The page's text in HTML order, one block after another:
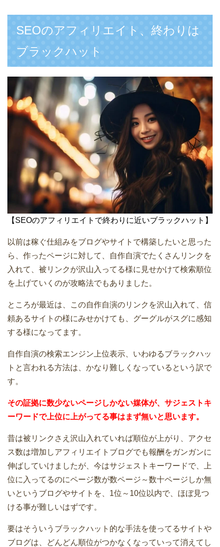
SEOのアフィリエイト、終わりは
ブラックハット
【SEOのアフィリエイトで終わりに近いブラックハット】
以前は稼ぐ仕組みをブログやサイトで構築したいと思った
ら、作ったページに対して、自作自演でたくさんリンクを
入れて、被リンクが沢山入ってる様に見せかけて検索順位
を上げていくのが攻略法でもありました。
ところが最近は、この自作自演のリンクを沢山入れて、信
頼あるサイトの様にみせかけても、グーグルがスグに感知
する様になってます。
自作自演の検索エンジン上位表示、いわゆるブラックハッ
トと言われる方法は、かなり難しくなっているという訳で
す。
その証拠に数少ないページしかない媒体が、サジェストキ
ーワードで上位に上がってる事はまず無いと思います。
昔は被リンクさえ沢山入れていれば順位が上がり、アクセ
ス数は増加しアフィリエイトブログでも報酬をガンガンに
伸ばしていけましたが、今はサジェストキーワードで、上
位に入ってるのにページ数が数ページ～数十ページしか無
いというブログやサイトを、1位～10位以内で、ほぼ見つ
ける事が難しいはずです。
要はそういうブラックハット的な手法を使ってるサイトや
ブログは、どんどん順位がつかなくなっていって消えてし